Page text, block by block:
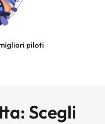
piloti
Scegli